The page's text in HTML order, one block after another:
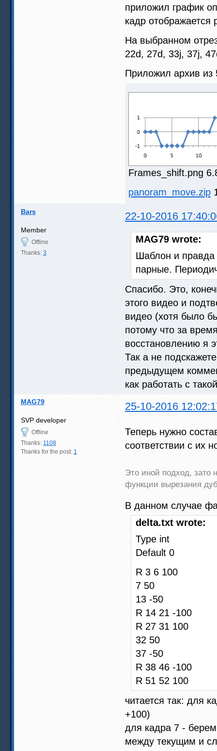
приложил график
кадр
На выбранном
22d, 27d, 33j, 37j,
Приложил архив из
Frames_shift.png
panoram_move.zip
Bars 22-10-2016
Member
Offline
Thanks: 3
MAG79 wrote:
Шаблон и правда
парные.
Спасибо. Это,
этого видео и
видео (хотя было
потому что за
восстановлению я
Так а не
предыдущем
как работать с
MAG79 25-10-2016
SVP developer
Offline
Thanks: 1108
Thanks for the post: 1
Теперь нужно
соответствии с их
Это иной подход, зато
функции вырезания
В данном случае
delta.txt wrote:
Type int
Default 0
R 3 6 100
7 50
13 -50
R 14 21 -100
R 27 31 100
32 50
37 -50
R 38 46 -100
R 51 52 100
читается так: для
+100)
для кадра 7 -
между текущим и